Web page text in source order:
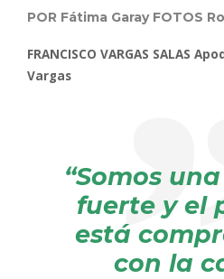
POR Fátima Garay FOTOS
FRANCISCO VARGAS SALAS
Vargas
“Somos
fuerte y el
está
con la